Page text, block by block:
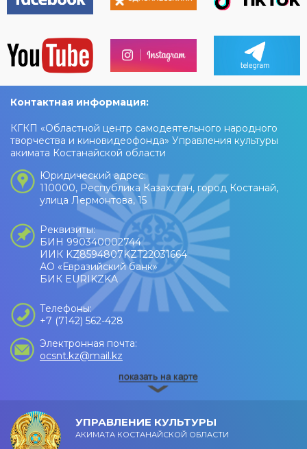
Контактная информация:
КГКП «Областной центр самодеятельного народного
творчества и киновидеофонда» Управления культуры
акимата Костанайской области
Юридический адрес:
110000, Республика Казахстан, город Костанай,
улица Лермонтова, 15
Реквизиты:
БИН 990340002744
ИИК KZ8594807KZT22031664
АО «Евразийский банк»
БИК EURIKZKA
Телефоны:
+7 (7142) 562-428
Электронная почта:
ocsnt.kz@mail.kz
УПРАВЛЕНИЕ КУЛЬТУРЫ
АКИМАТА КОСТАНАЙСКОЙ ОБЛАСТИ